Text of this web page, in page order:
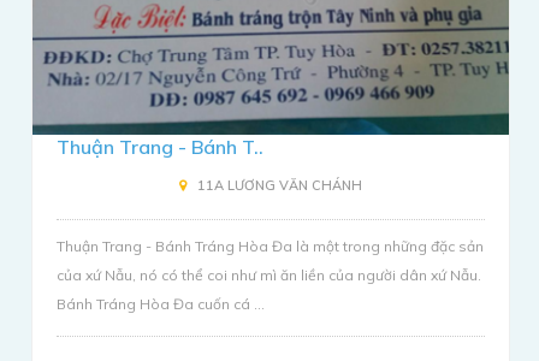
Thuận Trang - Bánh T..
11A LƯƠNG VĂN CHÁNH
Thuận Trang - Bánh Tráng Hòa Đa là một trong những đặc sản
của xứ Nẫu, nó có thể coi như mì ăn liền của người dân xứ Nẫu.
Bánh Tráng Hòa Đa cuốn cá ...